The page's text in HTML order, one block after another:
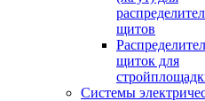
щитов
щиток для
Системы